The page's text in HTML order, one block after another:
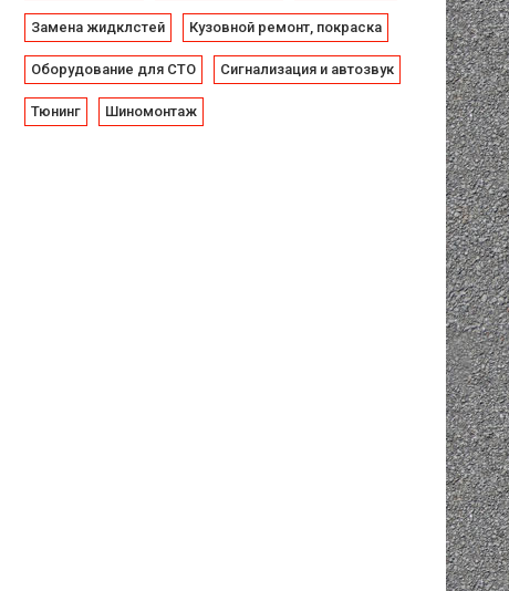
Замена жидклстей Кузовной ремонт, покраска
Оборудование для СТО Сигнализация и автозвук
Тюнинг Шиномонтаж